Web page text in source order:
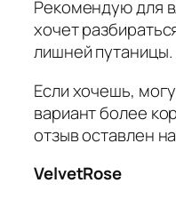
Рекомендую для
хочет
лишней путаницы.
Если хочешь,
вариант более
отзыв оставлен
VelvetRose